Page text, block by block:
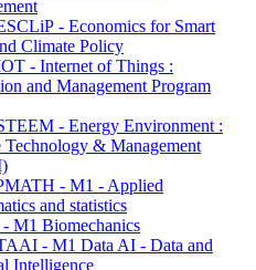
- Economics for Smart
Climate Policy
- Internet of Things :
and Management Program
- Energy Environment :
Technology & Management
- M1 - Applied
and statistics
M1 Biomechanics
- M1 Data AI - Data and
Intelligence